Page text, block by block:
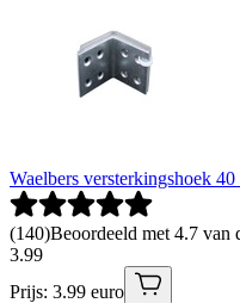
Waelbers versterkingshoek
(140)Beoordeeld met 4.7 van
3.99
Prijs: 3.99 euro